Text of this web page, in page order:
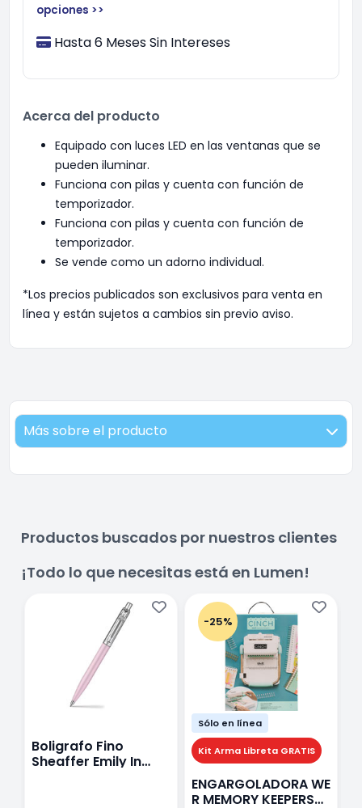
opciones >>
Hasta 6 Meses Sin Intereses
Acerca del producto
Equipado con luces LED en las ventanas que se
pueden iluminar.
Funciona con pilas y cuenta con función de
temporizador.
Funciona con pilas y cuenta con función de
temporizador.
Se vende como un adorno individual.
*Los precios publicados son exclusivos para venta en
línea y están sujetos a cambios sin previo aviso.
Más sobre el producto
Productos buscados por nuestros clientes
¡Todo lo que necesitas está en Lumen!
Boligrafo Fino
Sheaffer Emily In
-25%
Sólo en línea
Kit Arma Libreta GRATIS
ENGARGOLADORA WE
R MEMORY KEEPERS